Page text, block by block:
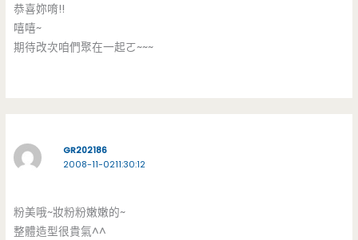
恭喜妳唷!!
嘻嘻~
期待改次咱們聚在一起ㄛ~~~
GR202186
2008-11-0211:30:12
粉美哦~妝粉粉嫩嫩的~
整體造型很貴氣^^